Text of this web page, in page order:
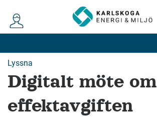
Lyssna
Digitalt möte om
effektavgiften